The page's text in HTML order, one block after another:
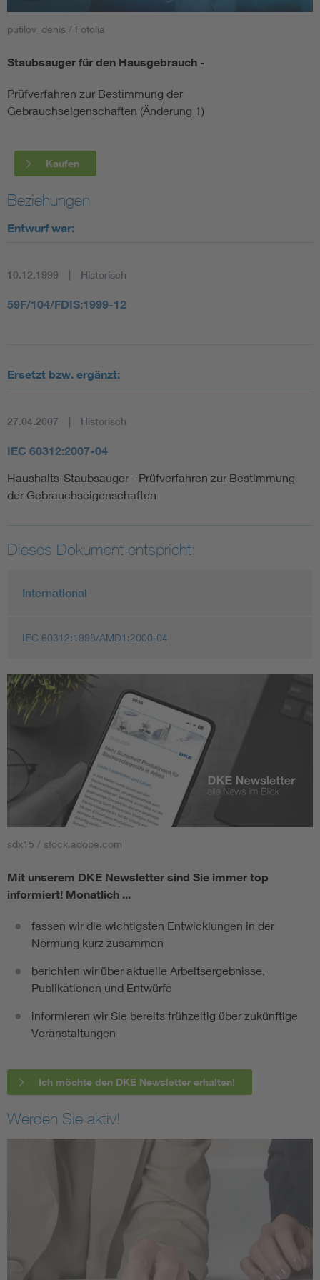
Smart Cities
DKE Fachinformationen im Kontext der Normung
Blitzschutz: DIN EN 62305 in der Übersicht
DIN VDE 0100 für sichere Elektroinstallationen
Elektrofachkraft (EFK)
putilov_denis / Fotolia
Staubsauger für den Hausgebrauch -
Prüfverfahren zur Bestimmung der
Gebrauchseigenschaften (Änderung 1)
Kaufen
Beziehungen
Entwurf war:
10.12.1999 Historisch
59F/104/FDIS:1999-12
Ersetzt bzw. ergänzt:
27.04.2007 Historisch
IEC 60312:2007-04
Haushalts-Staubsauger - Prüfverfahren zur Bestimmung
der Gebrauchseigenschaften
Dieses Dokument entspricht:
International
IEC 60312:1998/AMD1:2000-04
sdx15 / stock.adobe.com
Mit unserem DKE Newsletter sind Sie immer top
informiert! Monatlich ...
fassen wir die wichtigsten Entwicklungen in der
Normung kurz zusammen
berichten wir über aktuelle Arbeitsergebnisse,
Publikationen und Entwürfe
informieren wir Sie bereits frühzeitig über zukünftige
Veranstaltungen
Ich möchte den DKE Newsletter erhalten!
Werden Sie aktiv!